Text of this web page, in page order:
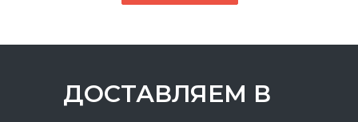
ДОСТАВЛЯЕМ В